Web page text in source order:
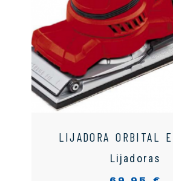
LIJADORA ORBITAL
Lijadoras